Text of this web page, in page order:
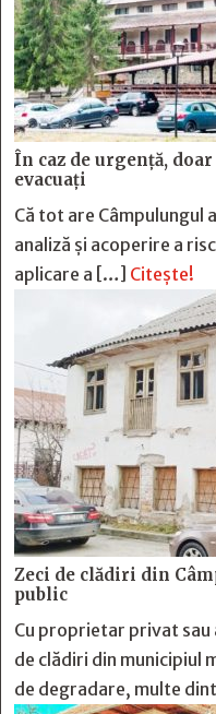
În caz de urgență,
evacuați
Că tot are Câmpulungul
analiză și acoperire a
aplicare a […] Citește!
Zeci de clădiri din
public
Cu proprietar privat
de clădiri din municipiul
de degradare, multe